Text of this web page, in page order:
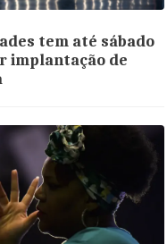
tem até sábado
implantação de